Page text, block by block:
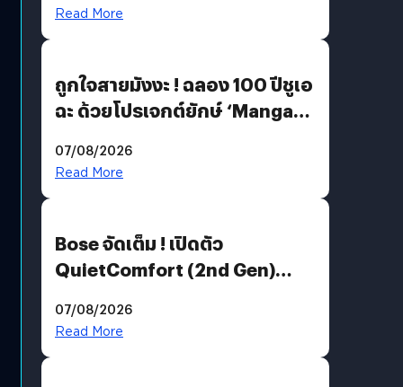
Read More
ถูกใจสายมังงะ ! ฉลอง 100 ปีชูเอ
ฉะ ด้วยโปรเจกต์ยักษ์ ‘Manga
มีภาษาไทยด้วย
07/08/2026
Read More
Bose จัดเต็ม ! เปิดตัว
QuietComfort (2nd Gen)
07/08/2026
Read More